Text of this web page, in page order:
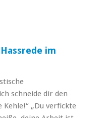
im
schneide dir den
Kehle!“ „Du verfickte